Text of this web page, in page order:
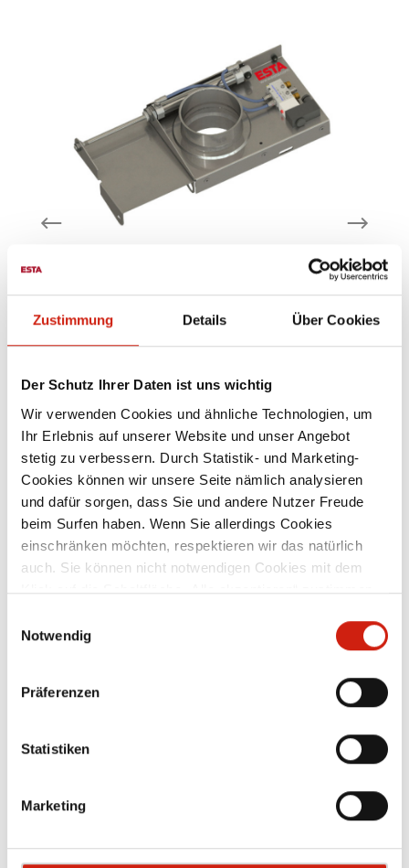
Zustimmung Details Über Cookies
Der Schutz Ihrer Daten ist uns wichtig
Wir verwenden Cookies und ähnliche Technologien, um
Ihr Erlebnis auf unserer Website und unser Angebot
stetig zu verbessern. Durch Statistik- und Marketing-
Cookies können wir unsere Seite nämlich analysieren
und dafür sorgen, dass Sie und andere Nutzer Freude
beim Surfen haben. Wenn Sie allerdings Cookies
einschränken möchten, respektieren wir das natürlich
auch. Sie können nicht notwendigen Cookies mit dem
Klick auf die Schaltfläche „Alle akzeptieren“ zustimmen
alle Cookies auswählen.
Notwendig
Präferenzen
Statistiken
Marketing
Pneumatischer
Absperrschieber
aus stabilem Blech mit einer
umgekanteten Führungsleiste
pneumatisch betätigt,
Druckluftanschluss Steuerspannung 24 V
DC Datenblatt*inklusive zwei Nippel, lose
beigelegt
Ab225,00 €
Zubehör